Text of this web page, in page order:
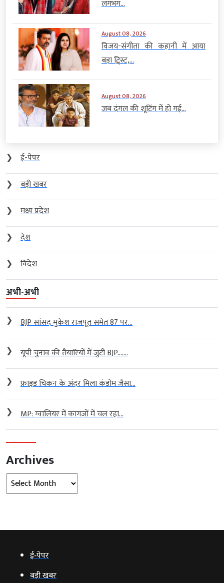
लगभग...
August 08, 2026
विजय-संगीता की कहानी में आया
बड़ा ट्विस्ट,...
August 08, 2026
जब दंगल की शूटिंग में हो गई...
❯
ई-पेपर
❯
बड़ी खबर
❯
मध्य प्रदेश
❯
देश
❯
विदेश
अभी-अभी
❯ BJP सांसद मुकेश राजपूत समेत 87 पर...
❯ यूपी चुनाव की तैयारियों में जुटी BJP…....
❯ फ्राइड चिकन के अंदर मिला कंडोम जैसा...
❯ MP: ग्वालियर में कागजों में चल रहा...
Archives
Archives
ई‑पेपर
बड़ी खबर